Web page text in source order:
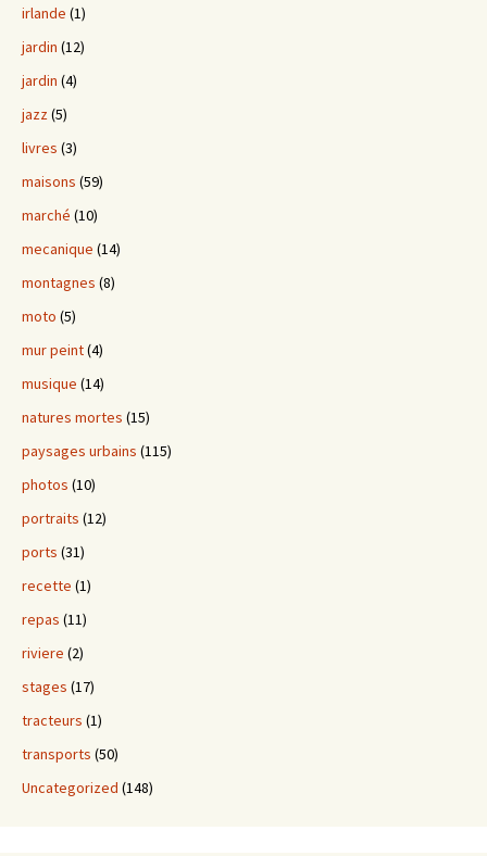
irlande (1)
jardin (12)
jardin (4)
jazz(5)
livres (3)
maisons (59)
marché (10)
mecanique (14)
montagnes (8)
moto (5)
mur peint(4)
musique (14)
natures mortes (15)
paysages urbains (115)
photos (10)
portraits (12)
ports (31)
recette (1)
repas (11)
riviere (2)
stages (17)
tracteurs (1)
transports (50)
Uncategorized (148)